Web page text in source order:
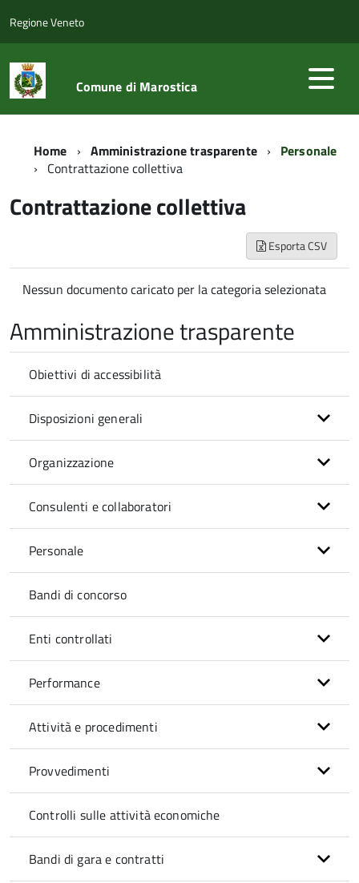
Regione Veneto
Comune di Marostica
Home Amministrazione trasparente
Personale
Contrattazione collettiva
Contrattazione collettiva
Esporta CSV
Nessun documento caricato per la categoria selezionata
Amministrazione trasparente
Obiettivi di accessibilità
Disposizioni generali
Organizzazione
Consulenti e collaboratori
Personale
Bandi di concorso
Enti controllati
Performance
Attività e procedimenti
Provvedimenti
Controlli sulle attività economiche
Bandi di gara e contratti